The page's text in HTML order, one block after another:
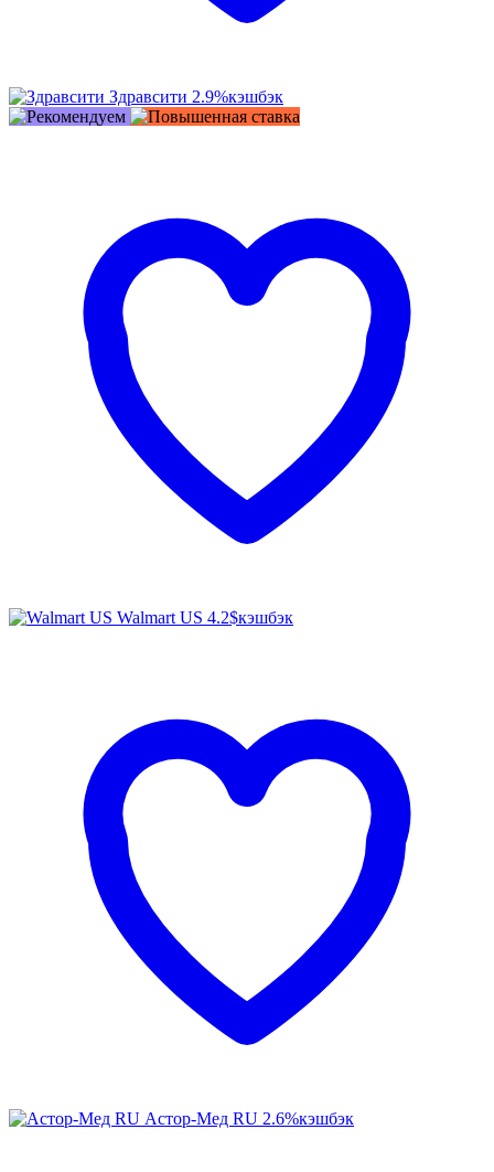
Здравсити 2.9%кэшбэк
Walmart US 4.2$кэшбэк
Астор-Мед RU 2.6%кэшбэк